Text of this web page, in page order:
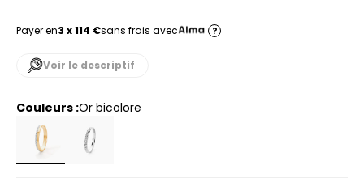
Payer en3 x 114 €sans frais avec ?
Voir le descriptif
Couleurs : or bicolore